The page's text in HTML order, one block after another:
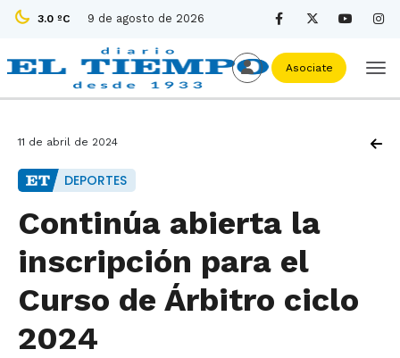
3.0 ºC 9 de agosto de 2026
Asociate
11 de abril de 2024
DEPORTES
Continúa abierta la
inscripción para el
Curso de Árbitro ciclo
2024